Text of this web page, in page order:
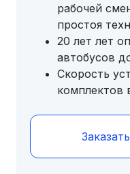
рабочей
простоя
20 лет лет
автобусов
Скорость
комплектов